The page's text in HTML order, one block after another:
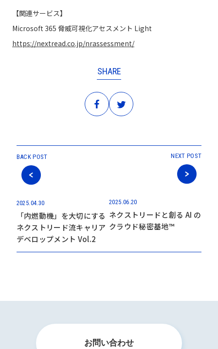
【関連サービス】
Microsoft 365 脅威可視化アセスメント Light
https://nextread.co.jp/nrassessment/
SHARE
BACK POST
2025.04.30
「内燃動機」を大切にする
ネクストリード流キャリア
デベロップメント Vol.2
NEXT POST
2025.06.20
ネクストリードと創る AI の
クラウド秘密基地™
お問い合わせ